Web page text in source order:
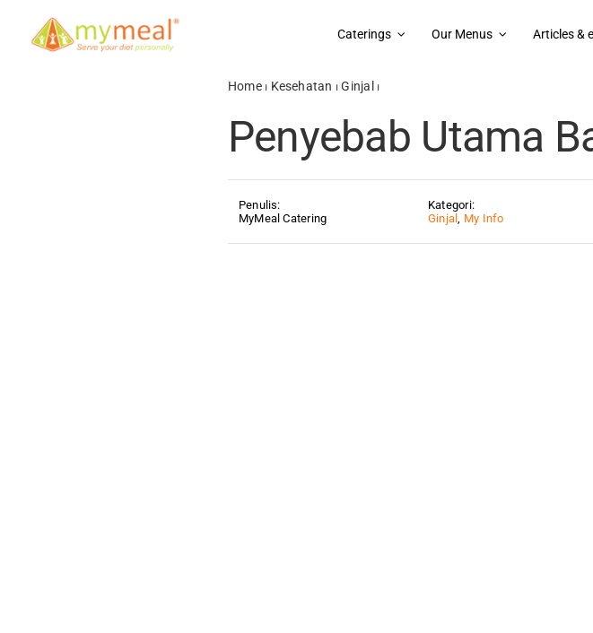
content
Caterings Our Menus Articles &
Home⏐ Kesehatan ⏐Ginjal ⏐
Penyebab Utama
Penulis:
MyMeal Catering
Kategori:
Ginjal
My Info